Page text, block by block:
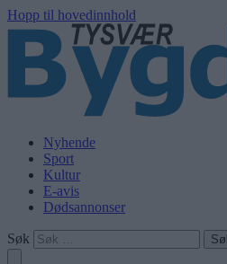
Hopp til hovedinnhold
Nyhende
Sport
Kultur
E-avis
Dødsannonser
Søk